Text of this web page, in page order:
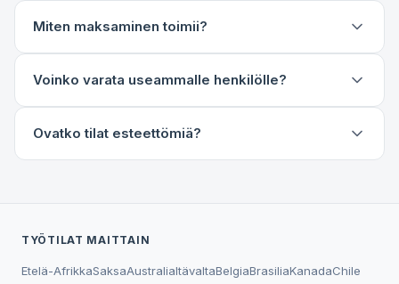
Miten maksaminen toimii?
Voinko varata useammalle henkilölle?
Ovatko tilat esteettömiä?
TYÖTILAT MAITTAIN
Etelä-AfrikkaSaksaAustraliaItävaltaBelgiaBrasiliaKanadaChile